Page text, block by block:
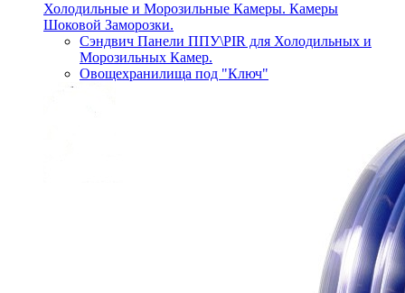
Холодильные и Морозильные Камеры. Камеры
Шоковой Заморозки.
Сэндвич Панели ППУ\PIR для Холодильных и
Морозильных Камер.
Овощехранилища под "Ключ"